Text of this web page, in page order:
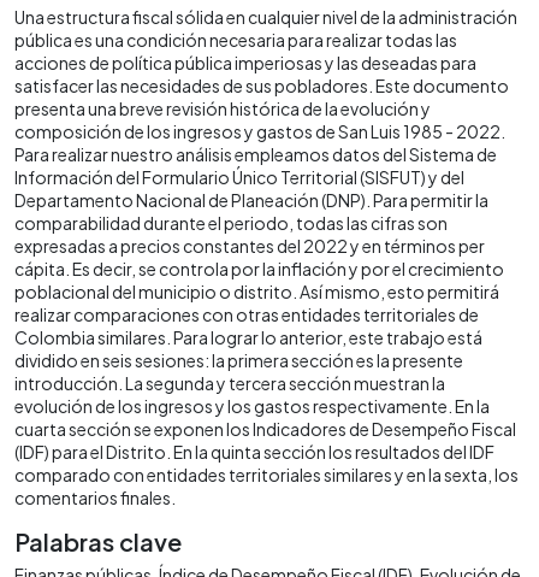
Una estructura fiscal sólida en cualquier nivel de la administración
pública es una condición necesaria para realizar todas las
acciones de política pública imperiosas y las deseadas para
satisfacer las necesidades de sus pobladores. Este documento
presenta una breve revisión histórica de la evolución y
composición de los ingresos y gastos de San Luis 1985 - 2022.
Para realizar nuestro análisis empleamos datos del Sistema de
Información del Formulario Único Territorial (SISFUT) y del
Departamento Nacional de Planeación (DNP). Para permitir la
comparabilidad durante el periodo, todas las cifras son
expresadas a precios constantes del 2022 y en términos per
cápita. Es decir, se controla por la inflación y por el crecimiento
poblacional del municipio o distrito. Así mismo, esto permitirá
realizar comparaciones con otras entidades territoriales de
Colombia similares. Para lograr lo anterior, este trabajo está
dividido en seis sesiones: la primera sección es la presente
introducción. La segunda y tercera sección muestran la
evolución de los ingresos y los gastos respectivamente. En la
cuarta sección se exponen los Indicadores de Desempeño Fiscal
(IDF) para el Distrito. En la quinta sección los resultados del IDF
comparado con entidades territoriales similares y en la sexta, los
comentarios finales.
Palabras clave